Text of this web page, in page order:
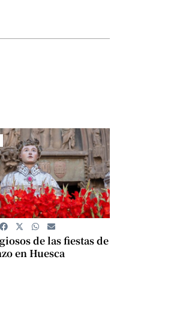
de las fiestas de
en Huesca